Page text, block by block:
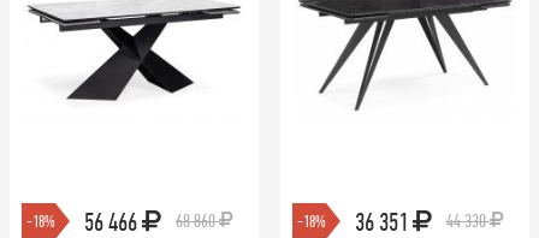
-18% 56 466 68 860 -18% 36 351 44 330